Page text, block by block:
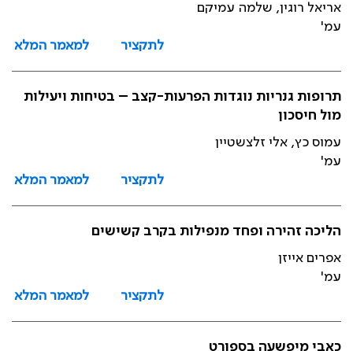
אריאל רוגין, שלמה עמיקם
עמ'
לתקציר
למאמר המלא
תרופות גנריות נוגדות הפרעות-קצב – בטיחות ויעילות
מול חיסכון
עמוס כץ, אלי זלצשטיין
עמ'
לתקציר
למאמר המלא
הליכה זהירה ופחד מנפילות בקרב קשישים
אפרים אייזן
עמ'
לתקציר
למאמר המלא
כאבי מיפשעה בספורט